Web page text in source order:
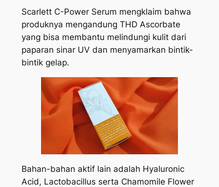
Scarlett C-Power Serum mengklaim bahwa
produknya mengandung THD Ascorbate
yang bisa membantu melindungi kulit dari
paparan sinar UV dan menyamarkan bintik-
bintik gelap.
Bahan-bahan aktif lain adalah Hyaluronic
Acid, Lactobacillus serta Chamomile Flower